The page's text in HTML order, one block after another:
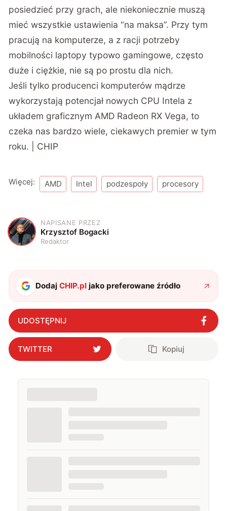
posiedzieć przy grach, ale niekoniecznie muszą
mieć wszystkie ustawienia “na maksa”. Przy tym
pracują na komputerze, a z racji potrzeby
mobilności laptopy typowo gamingowe, często
duże i ciężkie, nie są po prostu dla nich.
Jeśli tylko producenci komputerów mądrze
wykorzystają potencjał nowych CPU Intela z
układem graficznym AMD Radeon RX Vega, to
czeka nas bardzo wiele, ciekawych premier w tym
roku. | CHIP
Więcej: AMD Intel podzespoły procesory
K
NAPISANE PRZEZ
Krzysztof Bogacki
Redaktor
DodajCHIP.pl jako preferowane źródło
UDOSTĘPNIJ
TWITTER Kopiuj